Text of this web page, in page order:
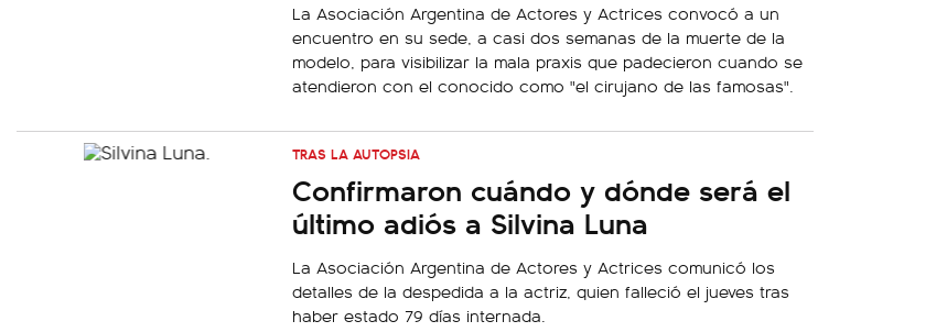
La Asociación Argentina de Actores y Actrices convocó a un
encuentro en su sede, a casi dos semanas de la muerte de la
modelo, para visibilizar la mala praxis que padecieron cuando se
atendieron con el conocido como "el cirujano de las famosas".
TRAS LA AUTOPSIA
Confirmaron cuándo y dónde será el
último adiós a Silvina Luna
La Asociación Argentina de Actores y Actrices comunicó los
detalles de la despedida a la actriz, quien falleció el jueves tras
haber estado 79 días internada.